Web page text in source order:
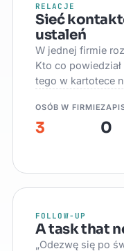
RELACJE
Sieć
ustaleń
W jednej firmie
Kto co
tego w kartotece
OSÓB W FIRMIE
3 0
FOLLOW-UP
A task that
„Odezwę się po